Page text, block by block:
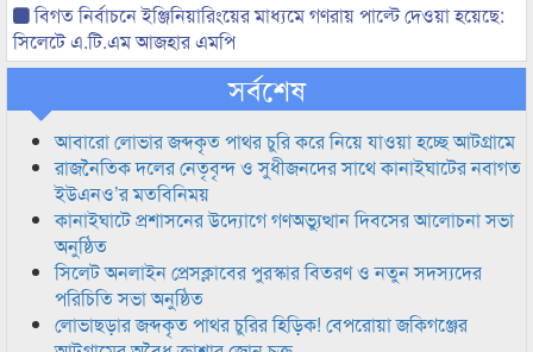
বিগত নির্বাচনে ইঞ্জিনিয়ারিংয়ের মাধ্যমে গণরায় পাল্টে দেওয়া হয়েছে:
সিলেটে এ.টি.এম আজহার এমপি
সর্বশেষ
আবারো লোভার জব্দকৃত পাথর চুরি করে নিয়ে যাওয়া হচ্ছে আটগ্রামে
রাজনৈতিক দলের নেতৃবৃন্দ ও সুধীজনদের সাথে কানাইঘাটের নবাগত
ইউএনও’র মতবিনিময়
কানাইঘাটে প্রশাসনের উদ্যোগে গণঅভ্যুত্থান দিবসের আলোচনা সভা
অনুষ্ঠিত
সিলেট অনলাইন প্রেসক্লাবের পুরস্কার বিতরণ ও নতুন সদস্যদের
পরিচিতি সভা অনুষ্ঠিত
লোভাছড়ার জব্দকৃত পাথর চুরির হিড়িক! বেপরোয়া জকিগঞ্জের